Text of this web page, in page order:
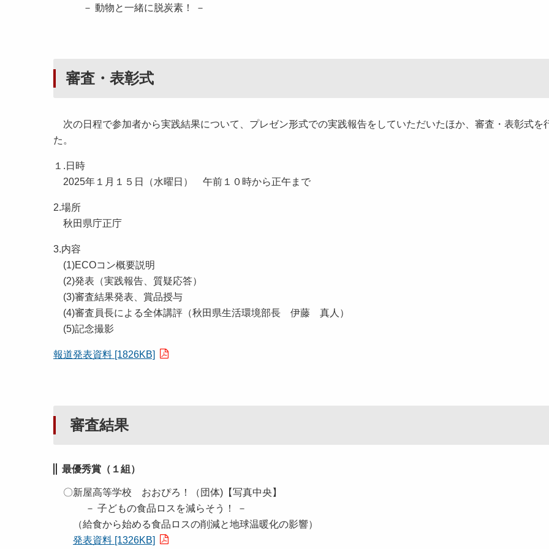
－ 動物と一緒に脱炭素！ －
審査・表彰式
次の日程で参加者から実践結果について、プレゼン形式での実践報告をしていただいたほか、審査・表彰式を
た。
１.日時
2025年１月１５日（水曜日） 午前１０時から正午まで
2.場所
秋田県庁正庁
3.内容
(1)ECOコン概要説明
(2)発表（実践報告、質疑応答）
(3)審査結果発表、賞品授与
(4)審査員長による全体講評（秋田県生活環境部長 伊藤 真人）
(5)記念撮影
報道発表資料 [1826KB]
審査結果
最優秀賞（１組）
〇新屋高等学校 おおぴろ！（団体)【写真中央】
－ 子どもの食品ロスを減らそう！ －
（給食から始める食品ロスの削減と地球温暖化の影響）
発表資料 [1326KB]